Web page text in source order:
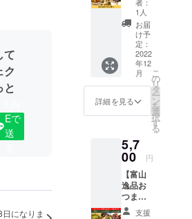
て
ク
と
Eで
送
になりま
送料込
みのお
値段で
す。 ※
お届け
先が
CAMPF
IREへの
住所と
異なる
にお届
け先を
ご記入
くださ
い。同
じ場合
は「同
フト包
装の有
無 ・の
しの有
無 ・
メッ
セージ
カード
の有
お選び
くださ
い） ※
冷凍便
でのお
届けで
す。 ※
ン」に
てお選
びくだ
さい＞
・お届
け時間
帯 ・ギ
フト包
装の有
メッ
セージ
カード
の有
無・種
類（画
像より
逸品を
集めた
おつま
み3種
セット
です。
美味し
いお酒
とご一
緒にど
うぞ。
内容●
「福来
魚のな
めろ
う」
「バイ
貝とホ
者：
1人
お届
け予
定：
2022
年12
月
詳細を見る
こ
の
リ
タ
ー
ン
を
選
択
す
る
5,7
00 円
【富山
逸品お
つまみ3
種・B】
支援